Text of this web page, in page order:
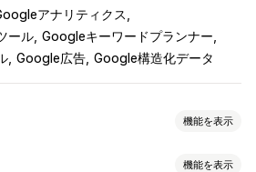
アナリティクス
ール Googleキーワードプランナー
Google広告 Google構造化データ
機能を表示
機能を表示